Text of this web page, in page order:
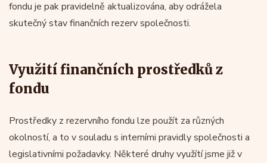
fondu je pak pravidelně aktualizována, aby odrážela
skutečný stav finančních rezerv společnosti.
Využití finančních prostředků z
fondu
Prostředky z rezervního fondu lze použít za různých
okolností, a to v souladu s interními pravidly společnosti a
legislativními požadavky. Některé druhy využítí jsme již v